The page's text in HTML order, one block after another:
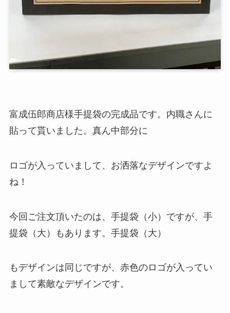
富成伍郎商店様手提袋の完成品です。内職さんに
貼って貰いました。真ん中部分に
ロゴが入っていまして、お洒落なデザインですよ
ね！
今回ご注文頂いたのは、手提袋（小）ですが、手
提袋（大）もあります。手提袋（大）
もデザインは同じですが、赤色のロゴが入ってい
まして素敵なデザインです。